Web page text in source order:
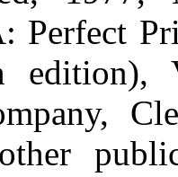
Perfect
edition),